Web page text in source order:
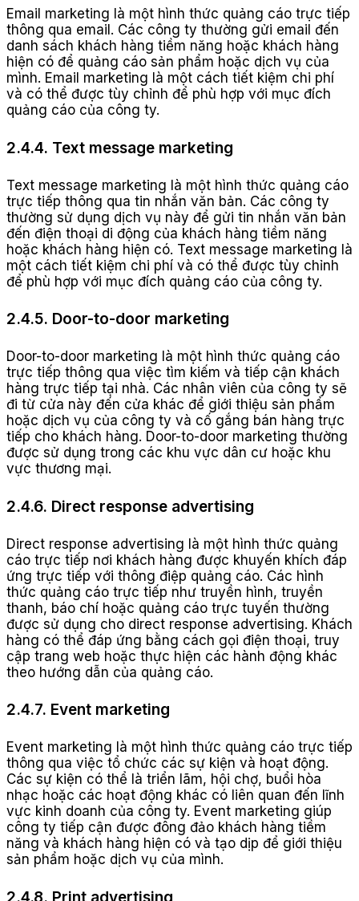
Email marketing là một hình thức quảng cáo trực tiếp
thông qua email. Các công ty thường gửi email đến
danh sách khách hàng tiềm năng hoặc khách hàng
hiện có để quảng cáo sản phẩm hoặc dịch vụ của
mình. Email marketing là một cách tiết kiệm chi phí
và có thể được tùy chỉnh để phù hợp với mục đích
quảng cáo của công ty.
2.4.4. Text message marketing
Text message marketing là một hình thức quảng cáo
trực tiếp thông qua tin nhắn văn bản. Các công ty
thường sử dụng dịch vụ này để gửi tin nhắn văn bản
đến điện thoại di động của khách hàng tiềm năng
hoặc khách hàng hiện có. Text message marketing là
một cách tiết kiệm chi phí và có thể được tùy chỉnh
để phù hợp với mục đích quảng cáo của công ty.
2.4.5. Door-to-door marketing
Door-to-door marketing là một hình thức quảng cáo
trực tiếp thông qua việc tìm kiếm và tiếp cận khách
hàng trực tiếp tại nhà. Các nhân viên của công ty sẽ
đi từ cửa này đến cửa khác để giới thiệu sản phẩm
hoặc dịch vụ của công ty và cố gắng bán hàng trực
tiếp cho khách hàng. Door-to-door marketing thường
được sử dụng trong các khu vực dân cư hoặc khu
vực thương mại.
2.4.6. Direct response advertising
Direct response advertising là một hình thức quảng
cáo trực tiếp nơi khách hàng được khuyến khích đáp
ứng trực tiếp với thông điệp quảng cáo. Các hình
thức quảng cáo trực tiếp như truyền hình, truyền
thanh, báo chí hoặc quảng cáo trực tuyến thường
được sử dụng cho direct response advertising. Khách
hàng có thể đáp ứng bằng cách gọi điện thoại, truy
cập trang web hoặc thực hiện các hành động khác
theo hướng dẫn của quảng cáo.
2.4.7. Event marketing
Event marketing là một hình thức quảng cáo trực tiếp
thông qua việc tổ chức các sự kiện và hoạt động.
Các sự kiện có thể là triển lãm, hội chợ, buổi hòa
nhạc hoặc các hoạt động khác có liên quan đến lĩnh
vực kinh doanh của công ty. Event marketing giúp
công ty tiếp cận được đông đảo khách hàng tiềm
năng và khách hàng hiện có và tạo dịp để giới thiệu
sản phẩm hoặc dịch vụ của mình.
2.4.8. Print advertising